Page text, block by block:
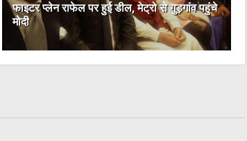
फाइटर प्लेन राफेल पर हुई डील, मेट्रो से गुड़गांव पहुंचे
मोदी